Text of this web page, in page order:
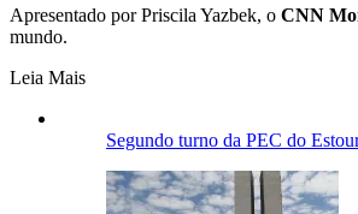
Apresentado por Priscila Yazbek, o CNN
mundo.
Leia Mais
Segundo turno da PEC do